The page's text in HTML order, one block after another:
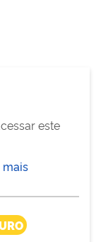
este
mais